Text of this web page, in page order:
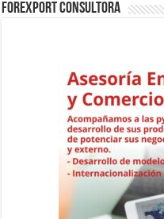
ForExport Consultora